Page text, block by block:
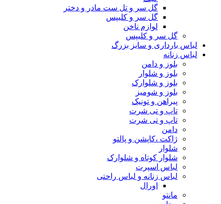
گل سر و تل ست مادر و دختر
گل سر و کلیپس
لوازم ناخن
گل سر و کلیپس
لباس بارداری و سایز بزرگ
لباس زنانه
بلوز و دامن
بلوز و شلوار
بلوز و شلوارک
بلوز و شومیز
پیراهن و تونیک
تاپ و تی شرت
تاپ و تی شرت
دامن
ژاکت ،کاپشن و پالتو
شلوار
شلوار کوتاه و شلوارک
لباس اسپرت
لباس زنانه و لباس راحتی
اورال
مانتو